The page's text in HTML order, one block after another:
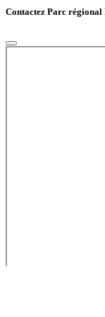
Contactez Parc